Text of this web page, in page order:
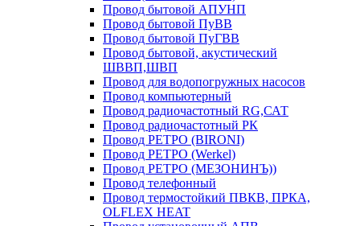
Провод бытовой АПУНП
Провод бытовой ПуВВ
Провод бытовой ПуГВВ
Провод бытовой, акустический
ШВВП,ШВП
Провод для водопогружных насосов
Провод компьютерный
Провод радиочастотный RG,САТ
Провод радиочастотный РК
Провод РЕТРО (BIRONI)
Провод РЕТРО (Werkel)
Провод РЕТРО (МЕЗОНИНЪ))
Провод телефонный
Провод термостойкий ПВКВ, ПРКА,
OLFLEX HEAT